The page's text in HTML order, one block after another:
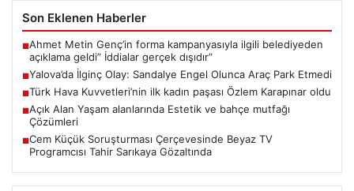
Son Eklenen Haberler
■Ahmet Metin Genç’in forma kampanyasıyla ilgili belediyeden
açıklama geldi” İddialar gerçek dışıdır”
■Yalova’da İlginç Olay: Sandalye Engel Olunca Araç Park Etmedi
■Türk Hava Kuvvetleri’nin ilk kadın paşası Özlem Karapınar oldu
■Açık Alan Yaşam alanlarında Estetik ve bahçe mutfağı
Çözümleri
■Cem Küçük Soruşturması Çerçevesinde Beyaz TV
Programcısı Tahir Sarıkaya Gözaltında